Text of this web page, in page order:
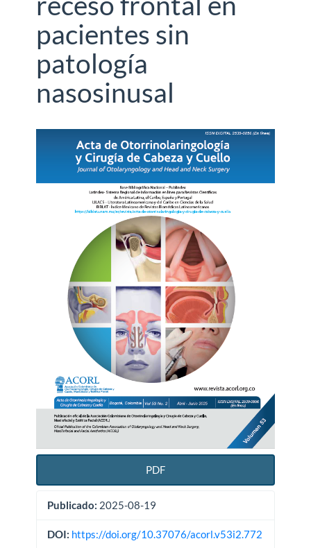
pacientes sin
patología
nasosinusal
Barra
lateral
del
artículo
PDF
Publicado: 2025-08-19
DOI: https://doi.org/10.37076/acorl.v53i2.772